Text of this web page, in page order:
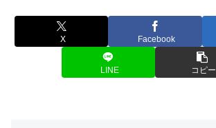
X Facebook
LINE コピー